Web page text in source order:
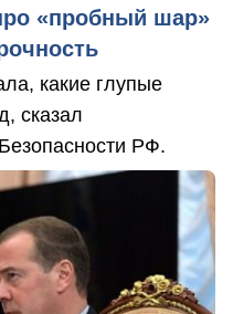
«пробный шар»
какие глупые
сказал
РФ.